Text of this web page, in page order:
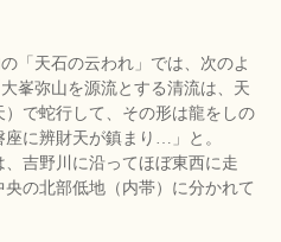
「天石の云われ」では、次のよ
峯弥山を源流とする清流は、天
で蛇行して、その形は龍をしの
に辨財天が鎮まり…」と。
吉野川に沿ってほぼ東西に走
の北部低地（内帯）に分かれて